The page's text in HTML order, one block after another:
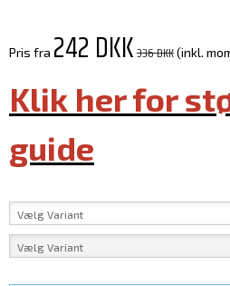
Pris fra 242 DKK336 DKK(inkl.
Klik her for
guide
Vælg Variant
Vælg Variant